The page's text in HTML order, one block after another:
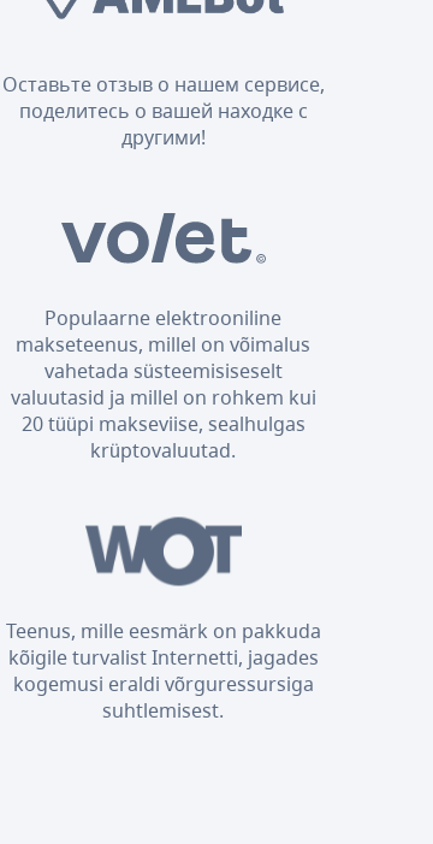
Оставьте отзыв о нашем сервисе,
поделитесь о вашей находке с
другими!
Populaarne elektrooniline
makseteenus, millel on võimalus
vahetada süsteemisiseselt
valuutasid ja millel on rohkem kui
20 tüüpi makseviise, sealhulgas
krüptovaluutad.
Teenus, mille eesmärk on pakkuda
kõigile turvalist Internetti, jagades
kogemusi eraldi võrguressursiga
suhtlemisest.